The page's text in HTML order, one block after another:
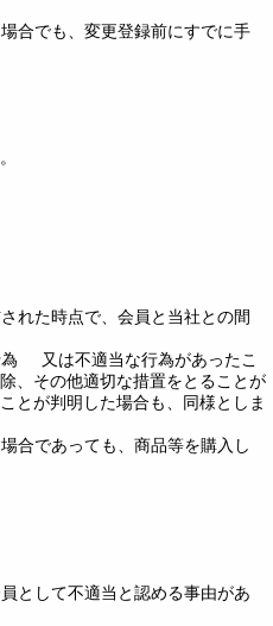
合でも、変更登録前にすでに手
れた時点で、会員と当社との間
為 又は不適当な行為があったこ
、その他適切な措置をとることが
とが判明した場合も、同様としま
合であっても、商品等を購入し
として不適当と認める事由があ